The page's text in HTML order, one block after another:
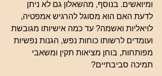
ומיואשים. בנוסף, מהשאלון גם לא ניתן
לדעת האם הוא מסוגל להרגיש אמפטיה,
לויאליות ואשמה? עד כמה אישיותו מגובשת
ועומדים לרשותו כוחות נפש, הגנות נפשיות
מפותחות, בוחן מציאות תקין ומשאבי
תמיכה סביבתיים?